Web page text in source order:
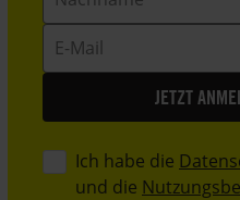
E-
Mail
Ich habe die
und die